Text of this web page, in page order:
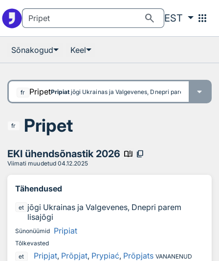
search EST apps
Sõnakogud Keel
fr PripetPripiat jõgi Ukrainas ja Valgevenes, Dnepri parem lisajõgi
fr Pripet
EKI ühendsõnastik 2026 book_ribbon content_copy
Viimati muudetud 04.12.2025
Tähendused
et jõgi Ukrainas ja Valgevenes, Dnepri parem
lisajõgi
Sünonüümid Pripiat
Tõlkevasted
et
Pripjat, Prõpjat, Prypiać, Prõpjats VANANENUD